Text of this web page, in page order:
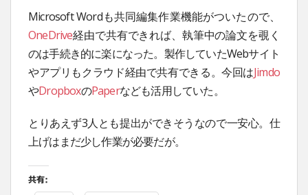
Microsoft Wordも共同編集作業機能がついたので、
OneDrive経由で共有できれば、執筆中の論文を覗く
のは手続き的に楽になった。製作していたWebサイト
やアプリもクラウド経由で共有できる。今回はJimdo
やDropboxのPaperなども活用していた。
とりあえず3人とも提出ができそうなので一安心。仕
上げはまだ少し作業が必要だが。
共有: